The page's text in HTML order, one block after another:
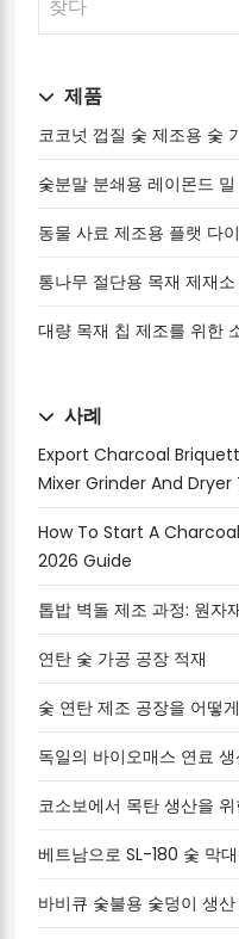
제품
코코넛 껍질 숯 제조용 숯
숯분말 분쇄용 레이몬드 밀
동물 사료 제조용 플랫 다
통나무 절단용 목재 제재소
대량 목재 칩 제조를 위한
사례
Export Charcoal
Mixer Grinder And Dryer
How To Start A
2026 Guide
톱밥 벽돌 제조 과정: 원자
연탄 숯 가공 공장 적재
숯 연탄 제조 공장을 어떻
독일의 바이오매스 연료
코소보에서 목탄 생산을
베트남으로 SL-180 숯 막
바비큐 숯불용 숯덩이 생